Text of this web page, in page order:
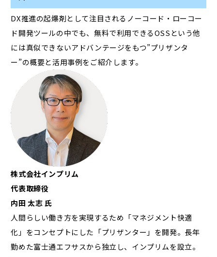
DX推進の起爆剤として注目されるノーコード・ローコー
ド開発ツールの中でも、無料で利用できるOSSという他
には真似できないアドバンテージをもつ”プリザンタ
ー”の概要と活用事例をご紹介します。
株式会社インプリム
代表取締役
内田 太志 氏
人間らしい働き方を実現するため「マネジメント快適
化」をコンセプトにした「プリザンター」を開発。長年
勤めた富士通エフサスから独立し、インプリムを設立。